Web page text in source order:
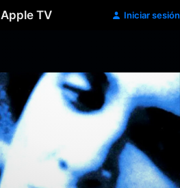
Apple TV Iniciar sesión